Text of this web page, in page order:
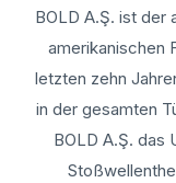
BOLD A.Ş. ist der
amerikanischen
letzten zehn
in der gesamten
BOLD A.Ş. das